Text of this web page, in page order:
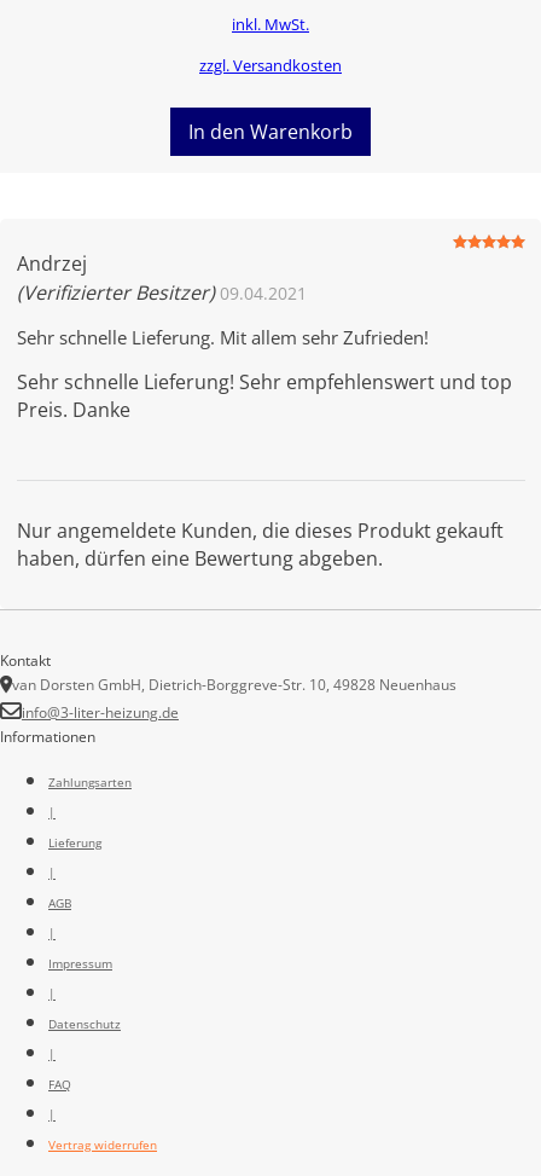
inkl. MwSt.
zzgl. Versandkosten
In den Warenkorb
Andrzej
(Verifizierter Besitzer) 09.04.2021
Sehr schnelle Lieferung. Mit allem sehr Zufrieden!
Sehr schnelle Lieferung! Sehr empfehlenswert und top
Preis. Danke
Nur angemeldete Kunden, die dieses Produkt gekauft
haben, dürfen eine Bewertung abgeben.
Informationen
Zahlungsarten
|
Lieferung
|
AGB
|
Impressum
|
Datenschutz
|
FAQ
|
Vertrag widerrufen
Kontakt
van Dorsten GmbH, Dietrich-Borggreve-Str. 10, 49828 Neuenhaus
info@3-liter-heizung.de